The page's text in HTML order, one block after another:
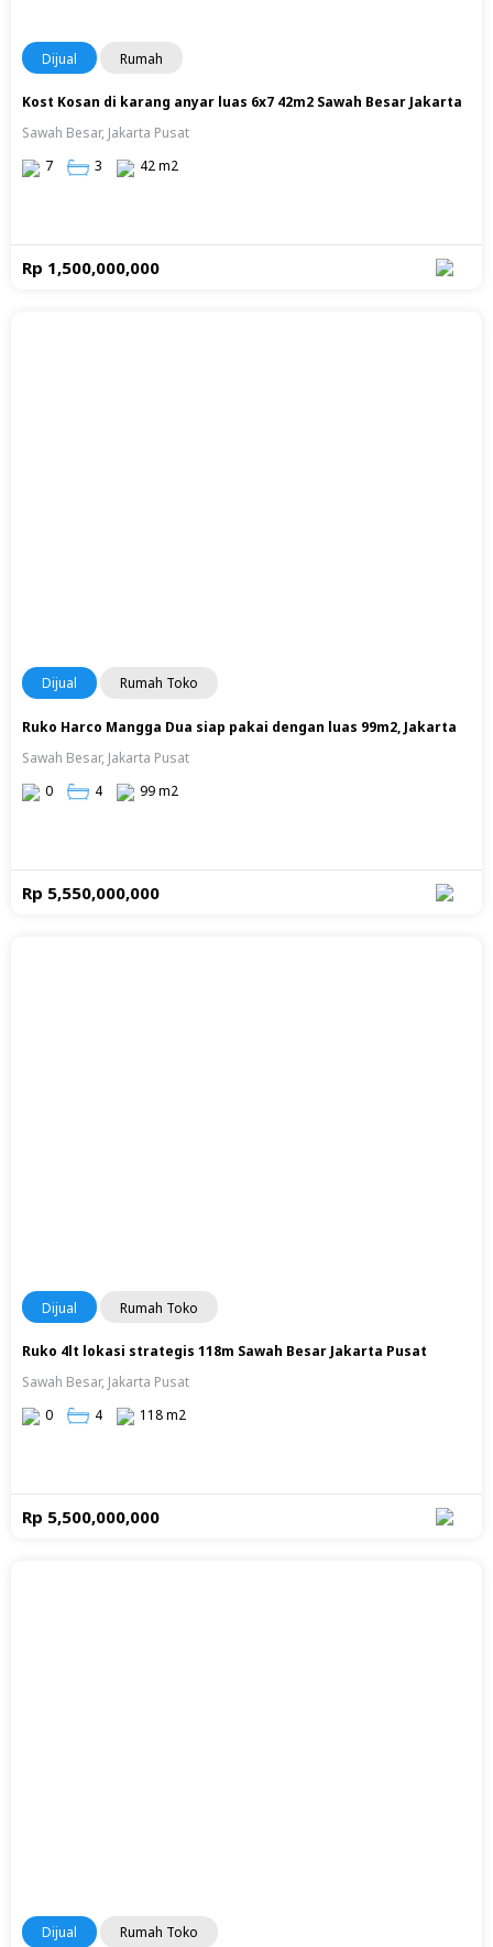
Dijual Rumah
Kost Kosan di karang anyar luas 6x7 42m2 Sawah Besar Jakarta
Sawah Besar, Jakarta Pusat
7
3 42 m2
Rp 1,500,000,000
Dijual Rumah Toko
Ruko Harco Mangga Dua siap pakai dengan luas 99m2, Jakarta
Sawah Besar, Jakarta Pusat
0
4 99 m2
Rp 5,550,000,000
Dijual Rumah Toko
Ruko 4lt lokasi strategis 118m Sawah Besar Jakarta Pusat
Sawah Besar, Jakarta Pusat
0
4 118 m2
Rp 5,500,000,000
Dijual Rumah Toko